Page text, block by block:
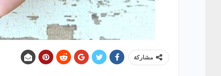
مشاركة